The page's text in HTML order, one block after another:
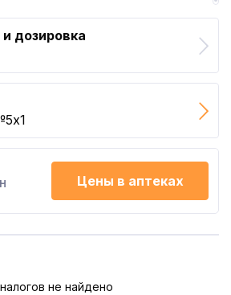
дозировка
Цены в аптеках
не найдено